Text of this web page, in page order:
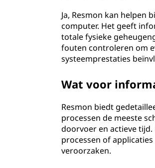
Ja, Resmon kan helpen
computer. Het geeft
totale fysieke
fouten controleren om
systeemprestaties
Wat voor
Resmon biedt
processen de meeste
doorvoer en actieve
processen of
veroorzaken.